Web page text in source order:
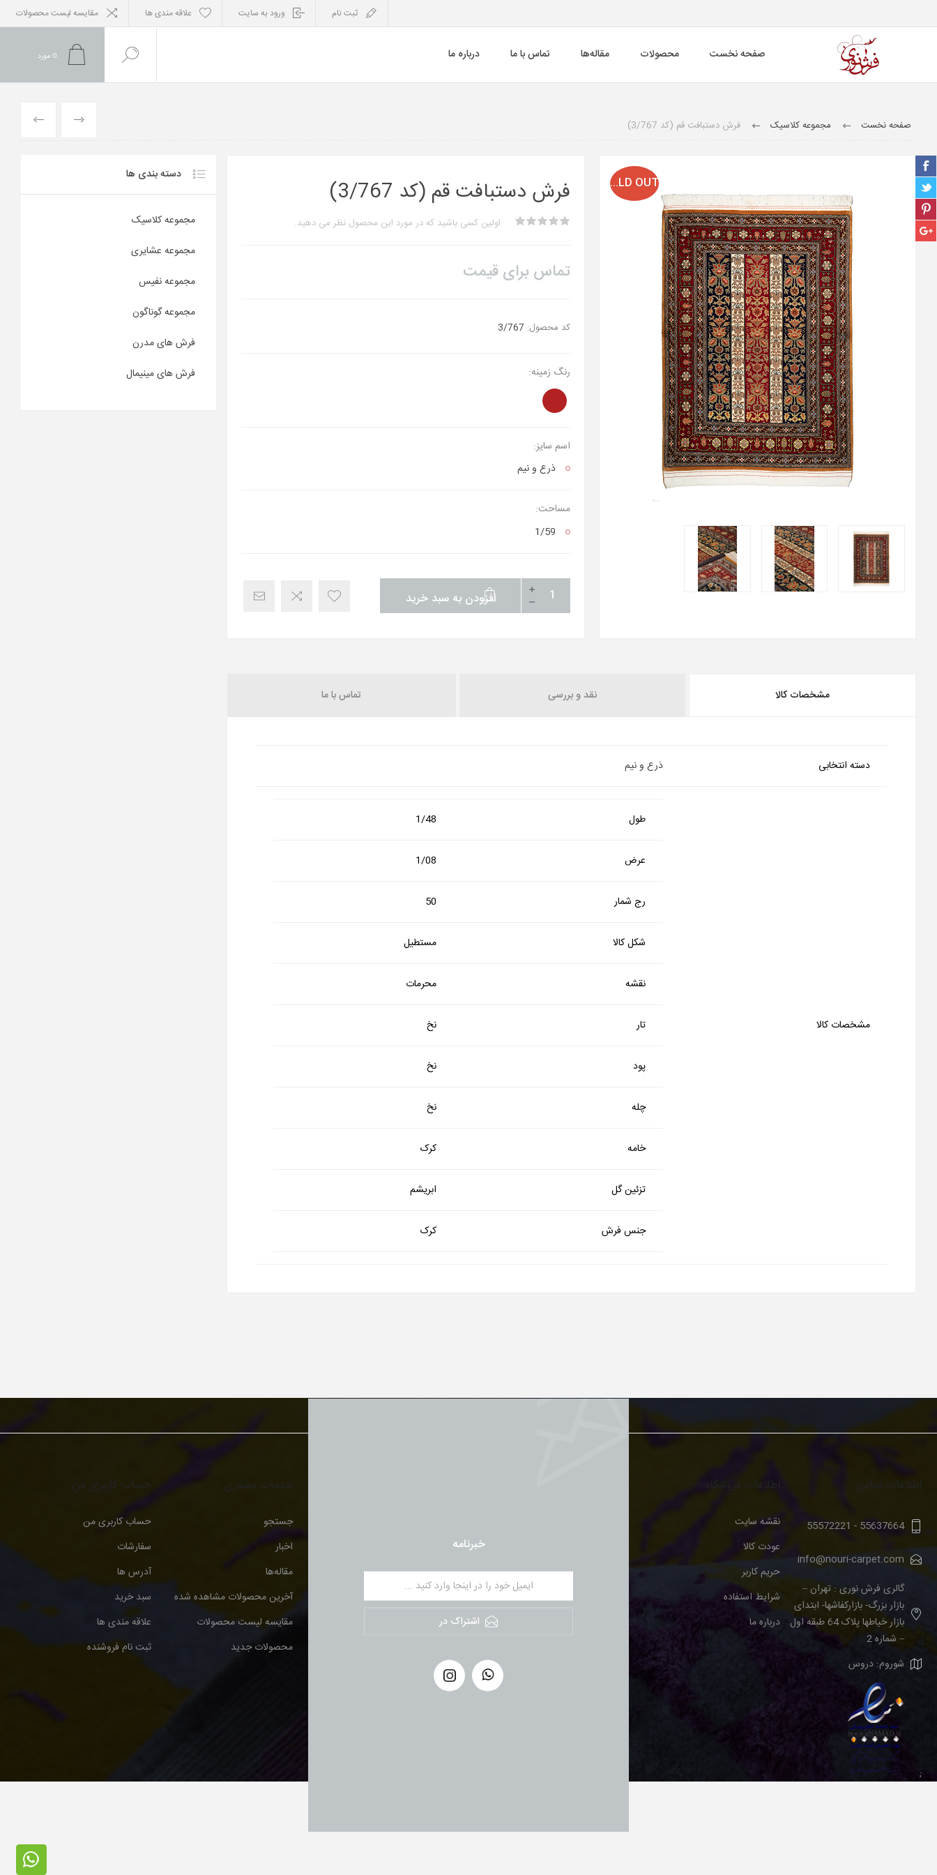
ثبت نام ورود به سایت علاقه مندی ها مقایسه لیست محصولات
صفحه نخست محصولات مقاله‌ها تماس با ما درباره ما 0 مورد
صفحه نخست مجموعه کلاسیک فرش دستبافت قم (کد 3/767)
SOLD OUT فرش دستبافت قم (کد 3/767)
اولین کسی باشید که در مورد این محصول نظر می دهید.
تماس برای قیمت
کد محصول: 3/767
رنگ زمینه:
اسم سایز:
ذرع‌ و نیم
مساحت:
1/59
افزودن به سبد خرید
مشخصات کالا نقد و بررسی تماس با ما
دسته انتخابی ذرع و نیم
مشخصات کالا
طول 1/48
عرض 1/08
رج شمار 50
شکل کالا مستطیل
نقشه محرمات
تار نخ
پود نخ
چله نخ
خامه کرک
تزئین گل ابریشم
جنس فرش کرک
دسته بندی ها
مجموعه کلاسیک
مجموعه عشایری
مجموعه نفیس
مجموعه گوناگون
فرش های مدرن
فرش های مینیمال
خبرنامه
اشتراک در
اطلاعات تماس
55637664
-
55572221
info@nouri-carpet.com
گالری فرش نوری : تهران –
بازار بزرگ- بازارکفاشها- ابتدای
بازار خیاطها پلاک 64 طبقه اول
– شماره 2
شوروم: دروس
;
اطلاعات فروشگاه
نقشه سایت
عودت کالا
حریم کاربر
شرایط استفاده
درباره ما
خدمات مشتری
جستجو
اخبار
مقاله‌ها
آخرین محصولات مشاهده شده
مقایسه لیست محصولات
محصولات جدید
حساب کاربری من
حساب کاربری من
سفارشات
آدرس ها
سبد خرید
علاقه مندی ها
ثبت نام فروشنده